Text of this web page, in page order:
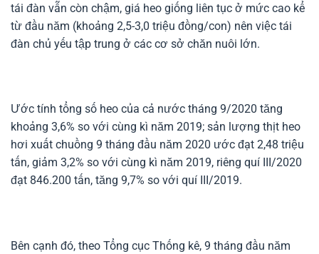
tái đàn vẫn còn chậm, giá heo giống liên tục ở mức cao kể
từ đầu năm (khoảng 2,5-3,0 triệu đồng/con) nên việc tái
đàn chủ yếu tập trung ở các cơ sở chăn nuôi lớn.
Ước tính tổng số heo của cả nước tháng 9/2020 tăng
khoảng 3,6% so với cùng kì năm 2019; sản lượng thịt heo
hơi xuất chuồng 9 tháng đầu năm 2020 ước đạt 2,48 triệu
tấn, giảm 3,2% so với cùng kì năm 2019, riêng quí III/2020
đạt 846.200 tấn, tăng 9,7% so với quí III/2019.
Bên cạnh đó, theo Tổng cục Thống kê, 9 tháng đầu năm